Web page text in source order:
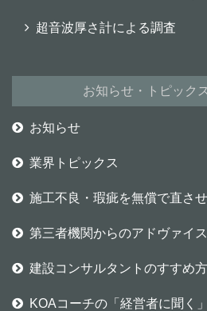
超音波厚さ計による調査
お知らせ・トピック
お知らせ
業界トピックス
施工不良・瑕疵を無償で直さ
第三者機関からのアドヴァイス
建設コンサルタントのすすめ方
KOAコーチの「経営者に聞く」